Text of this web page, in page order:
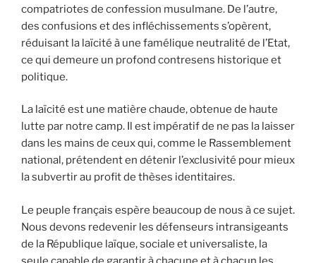
compatriotes de confession musulmane. De l’autre,
des confusions et des infléchissements s’opèrent,
réduisant la laïcité à une famélique neutralité de l’Etat,
ce qui demeure un profond contresens historique et
politique.
La laïcité est une matière chaude, obtenue de haute
lutte par notre camp. Il est impératif de ne pas la laisser
dans les mains de ceux qui, comme le Rassemblement
national, prétendent en détenir l’exclusivité pour mieux
la subvertir au profit de thèses identitaires.
Le peuple français espère beaucoup de nous à ce sujet.
Nous devons redevenir les défenseurs intransigeants
de la République laïque, sociale et universaliste, la